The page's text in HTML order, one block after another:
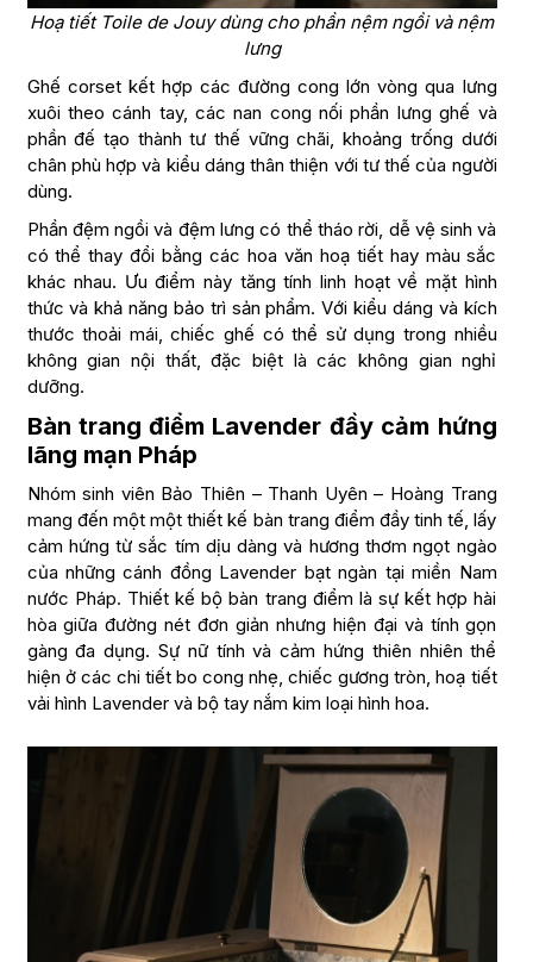
Hoạ tiết Toile de Jouy dùng cho phần nệm ngồi và nệm
lưng
Ghế corset kết hợp các đường cong lớn vòng qua lưng
xuôi theo cánh tay, các nan cong nối phần lưng ghế và
phần đế tạo thành tư thế vững chãi, khoảng trống dưới
chân phù hợp và kiểu dáng thân thiện với tư thế của người
dùng.
Phần đệm ngồi và đệm lưng có thể tháo rời, dễ vệ sinh và
có thể thay đổi bằng các hoa văn hoạ tiết hay màu sắc
khác nhau. Ưu điểm này tăng tính linh hoạt về mặt hình
thức và khả năng bảo trì sản phẩm. Với kiểu dáng và kích
thước thoải mái, chiếc ghế có thể sử dụng trong nhiều
không gian nội thất, đặc biệt là các không gian nghỉ
dưỡng.
Bàn trang điểm Lavender đầy cảm hứng
lãng mạn Pháp
Nhóm sinh viên Bảo Thiên – Thanh Uyên – Hoàng Trang
mang đến một một thiết kế bàn trang điểm đầy tinh tế, lấy
cảm hứng từ sắc tím dịu dàng và hương thơm ngọt ngào
của những cánh đồng Lavender bạt ngàn tại miền Nam
nước Pháp. Thiết kế bộ bàn trang điểm là sự kết hợp hài
hòa giữa đường nét đơn giản nhưng hiện đại và tính gọn
gàng đa dụng. Sự nữ tính và cảm hứng thiên nhiên thể
hiện ở các chi tiết bo cong nhẹ, chiếc gương tròn, hoạ tiết
vải hình Lavender và bộ tay nắm kim loại hình hoa.